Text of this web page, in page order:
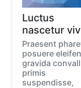
Luctus
nascetur
Praesent
posuere
gravida
primis
suspendisse,